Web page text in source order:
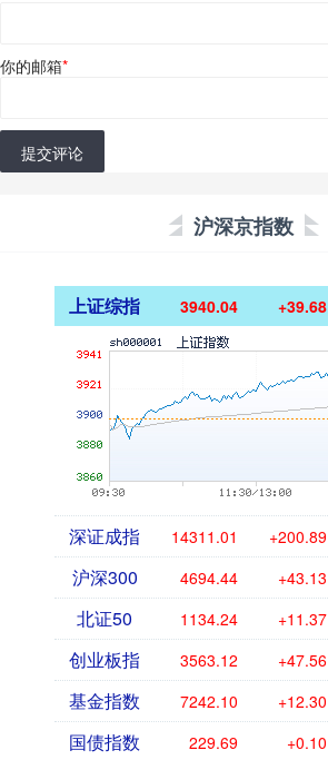
你的邮箱*
提交评论
沪深京指数
上证综指 3940.04 +39.68
深证成指 14311.01 +200.89
沪深300 4694.44 +43.13
北证50 1134.24 +11.37
创业板指 3563.12 +47.56
基金指数 7242.10 +12.30
国债指数 229.69 +0.10